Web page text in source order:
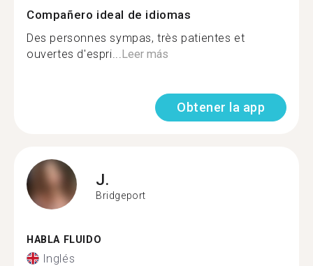
Compañero ideal de idiomas
Des personnes sympas, très patientes et
ouvertes d'espri...Leer más
Obtener la app
J.
Bridgeport
HABLA FLUIDO
Inglés